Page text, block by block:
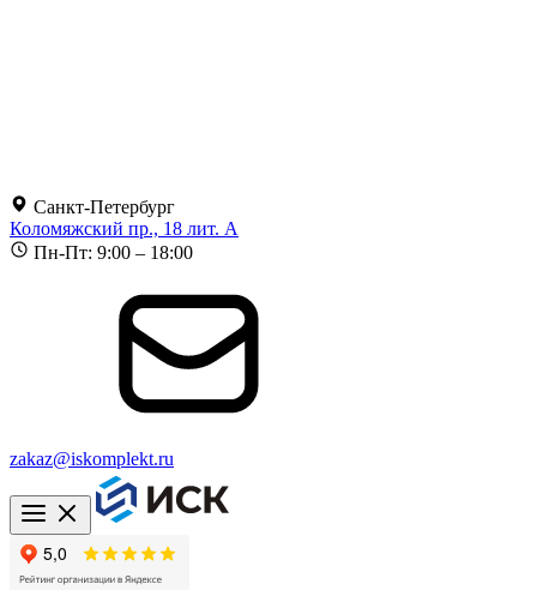
Санкт-Петербург
Коломяжский пр., 18 лит. А
Пн-Пт: 9:00 – 18:00
zakaz@iskomplekt.ru